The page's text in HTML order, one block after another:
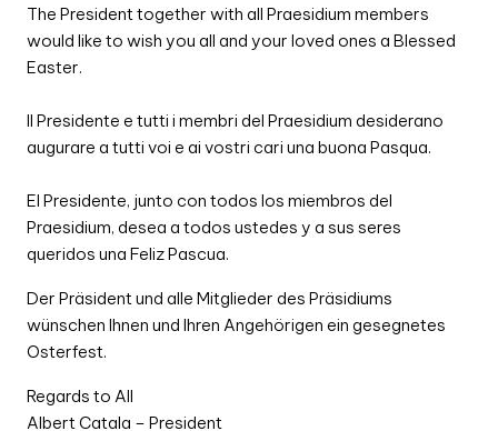
The President together with all Praesidium members
would like to wish you all and your loved ones a Blessed
Easter.
Il Presidente e tutti i membri del Praesidium desiderano
augurare a tutti voi e ai vostri cari una buona Pasqua.
El Presidente, junto con todos los miembros del
Praesidium, desea a todos ustedes y a sus seres
queridos una Feliz Pascua.
Der Präsident und alle Mitglieder des Präsidiums
wünschen Ihnen und Ihren Angehörigen ein gesegnetes
Osterfest.
Regards to All
Albert Catala – President